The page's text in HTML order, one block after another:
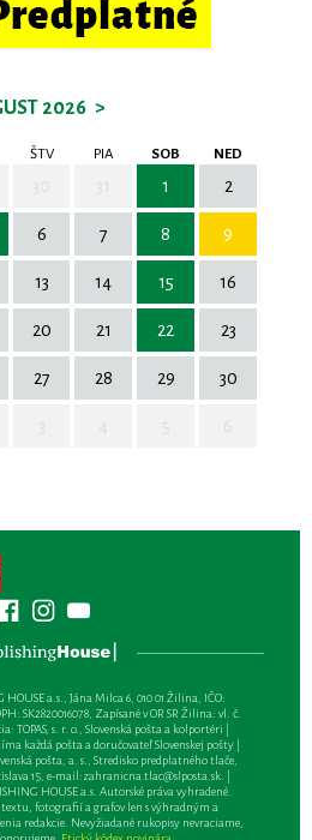
2026 >
ŠTV PIA SOB NED
1 2
6 7 8 9
13 14 15 16
20 21 22 23
27 28 29 30
a.s., Jána Milca 6, 010 01 Žilina, IČO:
SK2820016078, Zapísané v OR SR Žilina: vl. č.
TOPAS, s. r. o., Slovenská pošta a kolportéri |
každá pošta a doručovateľ Slovenskej pošty |
pošta, a. s., Stredisko predplatného tlače,
15, e-mail:zahranicna.tlac@slposta.sk. |
HOUSE a.s. Autorské práva vyhradené.
fotografií a grafov len s výhradným a
redakcie. Nevyžiadané rukopisy nevraciame,